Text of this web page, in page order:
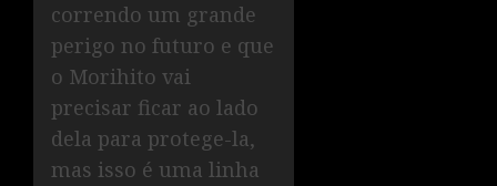
correndo um grande
perigo no futuro e que
o Morihito vai
precisar ficar ao lado
dela para protege-la,
mas isso é uma linha